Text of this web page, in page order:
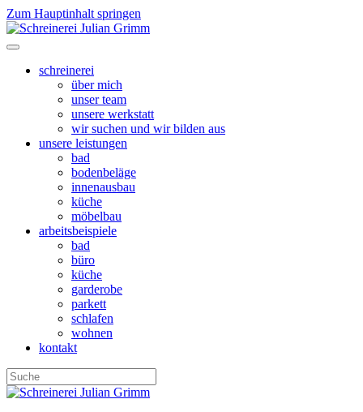
Zum Hauptinhalt springen
schreinerei
über mich
unser team
unsere werkstatt
wir suchen und wir bilden aus
unsere leistungen
bad
bodenbeläge
innenausbau
küche
möbelbau
arbeitsbeispiele
bad
büro
küche
garderobe
parkett
schlafen
wohnen
kontakt